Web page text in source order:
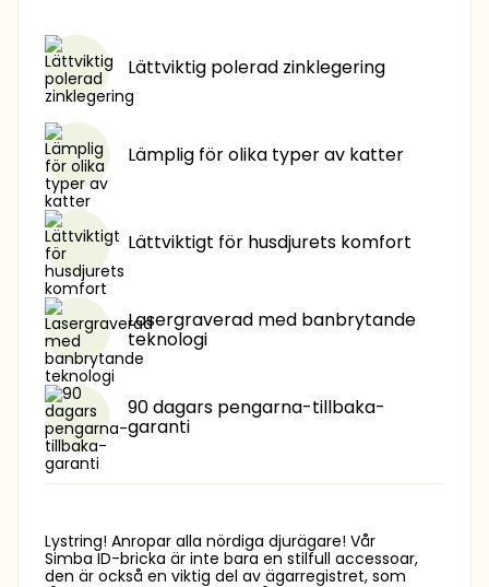
Lättviktig polerad zinklegering
Lämplig för olika typer av katter
Lättviktigt för husdjurets komfort
Lasergraverad med banbrytande
teknologi
90 dagars pengarna-tillbaka-
garanti
Lystring! Anropar alla nördiga djurägare! Vår
Simba ID-bricka är inte bara en stilfull accessoar,
den är också en viktig del av ägarregistret, som